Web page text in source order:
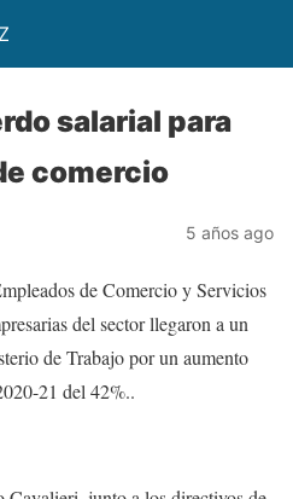
salarial para
comercio
5 años ago
de Comercio y Servicios
del sector llegaron a un
de Trabajo por un aumento
21 del 42%..